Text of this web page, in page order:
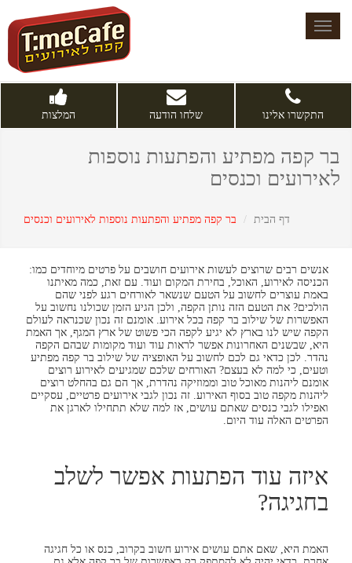
Toggle
navigation
התקשרו אלינו שלחו הודעה המלצות
בר קפה מפתיע והפתעות נוספות
לאירועים וכנסים
דף הבית בר קפה מפתיע והפתעות נוספות לאירועים וכנסים
אנשים רבים שרוצים לעשות אירועים חושבים על פרטים מיוחדים כמו:
הכניסה לאירוע, האוכל, בחירת המקום ועוד. עם זאת, כמה מאיתנו
באמת עוצרים לחשוב על הטעם שנשאר לאורחים רגע לפני שהם
הולכים? את הטעם הזה נותן הקפה, ולכן הגיע הזמן שכולנו נחשוב על
האפשרות של שילוב בר קפה בכל אירוע. אומנם זה נכון שכנראה לעולם
הקפה שיש לנו בארץ לא יגיע לקפה הכי פשוט של ארץ המגף, אך האמת
היא, שבשנים האחרונות אפשר לראות עוד ועוד מקומות שבהם הקפה
נהדר. לכן כדאי גם לכם לחשוב על האופציה של שילוב בר קפה מפתיע
וטעים, כי למה לא בעצם? האורחים שלכם שמגיעים לאירוע רוצים
אומנם ליהנות מאוכל טוב וממוזיקה נהדרת, אך הם גם בהחלט רוצים
ליהנות מקפה טוב בסוף האירוע. זה נכון לגבי אירועים פרטיים, עסקיים
ואפילו לגבי כנסים שאתם עושים, אז למה שלא תתחילו לארגן את
הפרטים האלה עוד היום.
איזה עוד הפתעות אפשר לשלב
בחגיגה?
האמת היא, שאם אתם עושים אירוע חשוב בקרוב, כנס או כל חגיגה